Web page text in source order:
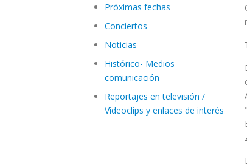
Próximas fechas
Conciertos
Noticias
Histórico- Medios
comunicación
Reportajes en televisión /
Videoclips y enlaces de interés